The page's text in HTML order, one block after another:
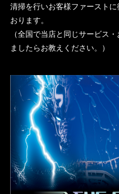
清掃を行いお客様ファースト
おります。
（全国で当店と同じサービス
ましたらお教えください。）